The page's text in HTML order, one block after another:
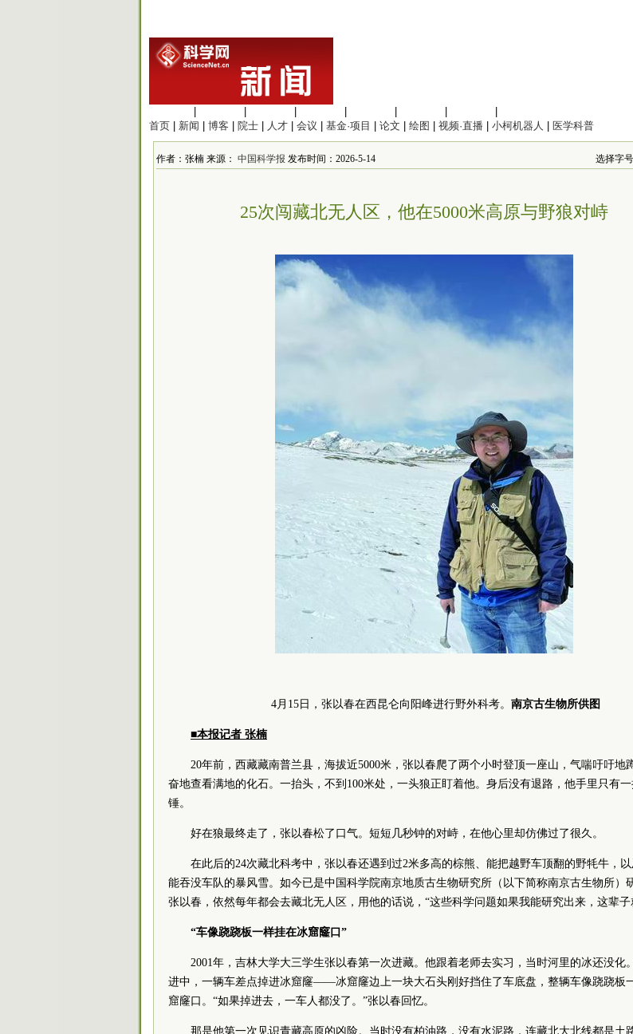
首页
新闻 博客 院士 人才 会议 基金·项目 论文 绘图 视频·直播 小柯机器人 医学科普
作者：张楠 来源： 中国科学报 发布时间：2026-5-14 选择字
25次闯藏北无人区，他在5000米高原与野狼对峙
4月15日，张以春在西昆仑向阳峰进行野外科考。 南京古生物所供图
■本报记者 张楠
20年前，西藏藏南普兰县，海拔近5000米，张以春爬了两个小时登顶一座山，气喘吁吁地
奋地查看满地的化石。一抬头，不到100米处，一头狼正盯着他。身后没有退路，他手里只有
锤。
好在狼最终走了，张以春松了口气。短短几秒钟的对峙，在他心里却仿佛过了很久。
在此后的24次藏北科考中，张以春还遇到过2米多高的棕熊、能把越野车顶翻的野牦牛，
能吞没车队的暴风雪。如今已是中国科学院南京地质古生物研究所（以下简称南京古生物所）
张以春，依然每年都会去藏北无人区，用他的话说，“这些科学问题如果我能研究出来，这辈子
“车像跷跷板一样挂在冰窟窿口”
2001年，吉林大学大三学生张以春第一次进藏。他跟着老师去实习，当时河里的冰还没化
进中，一辆车差点掉进冰窟窿——冰窟窿边上一块大石头刚好挡住了车底盘，整辆车像跷跷板
窟窿口。“如果掉进去，一车人都没了。”张以春回忆。
那是他第一次见识青藏高原的凶险。当时没有柏油路，没有水泥路，连藏北大北线都是土